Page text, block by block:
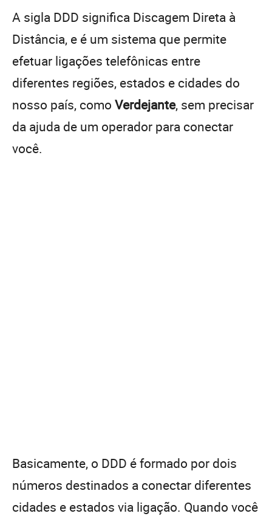
A sigla DDD significa Discagem Direta à
Distância, e é um sistema que permite
efetuar ligações telefônicas entre
diferentes regiões, estados e cidades do
nosso país, como Verdejante, sem precisar
da ajuda de um operador para conectar
você.
Basicamente, o DDD é formado por dois
números destinados a conectar diferentes
cidades e estados via ligação. Quando você